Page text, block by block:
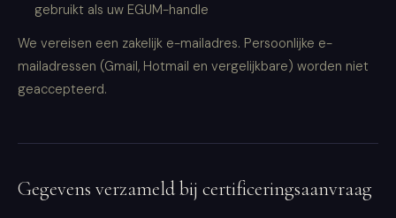
gebruikt als uw EGUM-handle
We vereisen een zakelijk e-mailadres. Persoonlijke e-
mailadressen (Gmail, Hotmail en vergelijkbare) worden niet
geaccepteerd.
Gegevens verzameld bij certificeringsaanvraag